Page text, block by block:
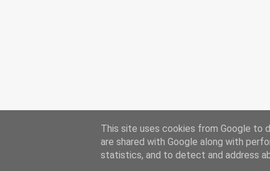
This site uses cookies from Google to
are shared with Google along with
statistics, and to detect and address